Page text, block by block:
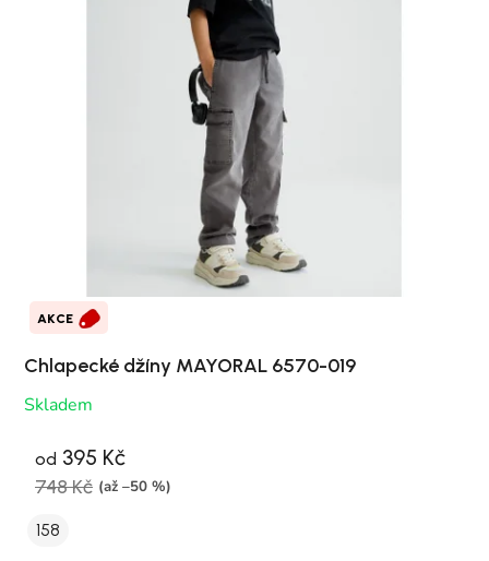
AKCE
Chlapecké džíny MAYORAL 6570-019
Skladem
od 395 Kč
748 Kč (až –50 %)
158